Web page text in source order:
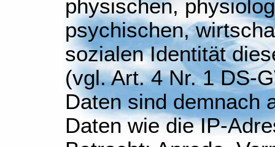
physischen,
psychischen,
sozialen Identität
(vgl. Art. 4 Nr. 1 DS-
Daten sind demnach
Daten wie die IP-